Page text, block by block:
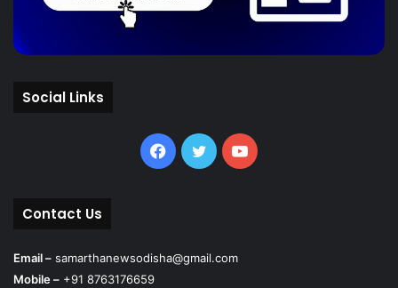
Social Links
Facebook
TwitterYouTube
Contact Us
Email – samarthanewsodisha@gmail.com
Mobile – +91 8763176659